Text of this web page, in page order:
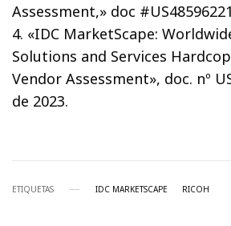
Assessment,» doc
4. «IDC MarketScape:
Solutions and Services
Vendor Assessment», doc. nº
de 2023.
ETIQUETAS IDC MARKETSCAPE RICOH